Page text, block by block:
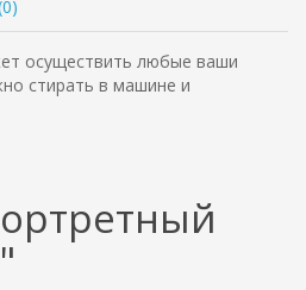
0)
осуществить любые ваши
стирать в машине и